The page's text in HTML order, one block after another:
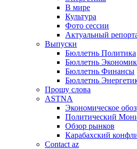
В мире
Культура
Фото сессии
Актуальный
Выпуски
Бюллетнь Политика
Бюллетнь
Бюллетнь Финансы
Бюллетнь
Прошу слова
ASTNA
Экономическое
Политический
Обзор рынков
Карабахский
Contact az